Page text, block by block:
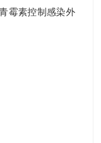
霉素控制感染外